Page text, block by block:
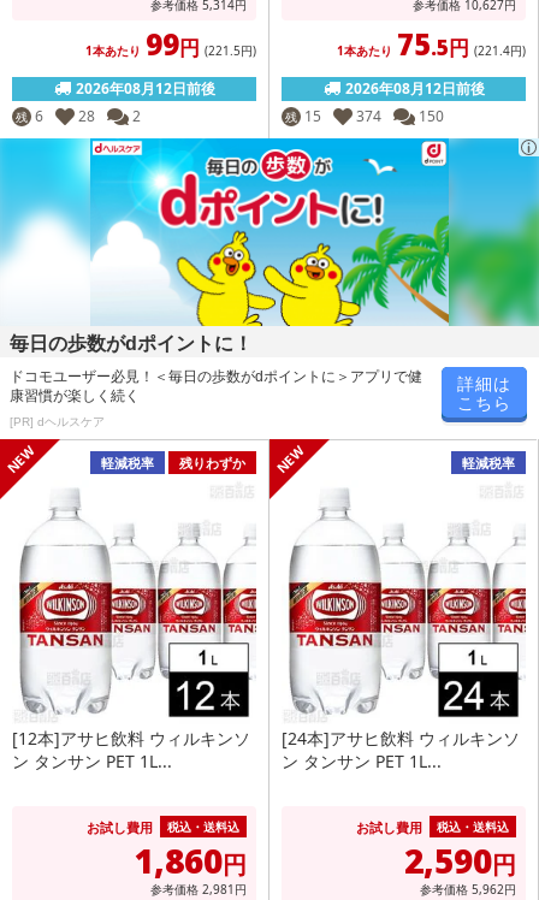
参考価格 5,314円
1本あたり 99円 (221.5円)
2026年08月12日前後
残 6 28 2
参考価格 10,627円
1本あたり 75.5円 (221.4円)
2026年08月12日前後
残 15 374 150
毎日の歩数がdポイントに！
ドコモユーザー必見！＜毎日の歩数がdポイントに＞アプリで健
康習慣が楽しく続く
[PR] dヘルスケア
詳細は
こちら
軽減税率 残りわずか
[12本]アサヒ飲料 ウィルキンソ
ン タンサン PET 1L...
お試し費用 税込・送料込
1,860円
参考価格 2,981 円
軽減税率
[24本]アサヒ飲料 ウィルキンソ
ン タンサン PET 1L...
お試し費用 税込・送料込
2,590円
参考価格 5,962円